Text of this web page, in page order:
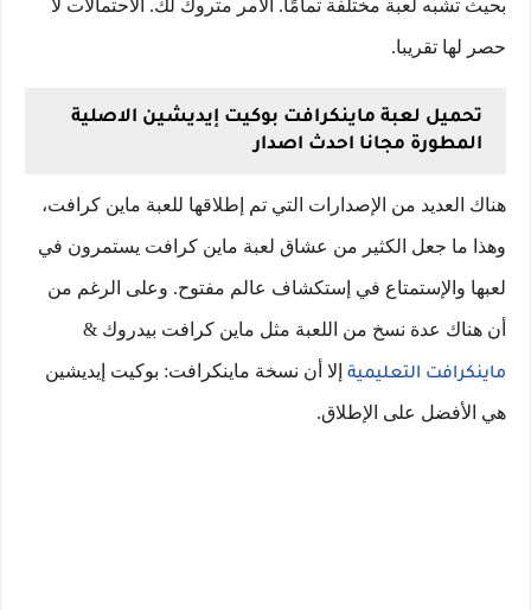
بحيث تشبه لعبة مختلفة تمامًا. الأمر متروك لك. الاحتمالات لا
حصر لها تقريبا.
تحميل لعبة ماينكرافت بوكيت إيديشين الاصلية
المطورة مجانا احدث اصدار
هناك العديد من الإصدارات التي تم إطلاقها للعبة ماين كرافت،
وهذا ما جعل الكثير من عشاق لعبة ماين كرافت يستمرون في
لعبها والإستمتاع في إستكشاف عالم مفتوح. وعلى الرغم من
أن هناك عدة نسخ من اللعبة مثل ماين كرافت بيدروك &
ماينكرافت التعليمية إلا أن نسخة ماينكرافت: بوكيت إيديشين
هي الأفضل على الإطلاق.